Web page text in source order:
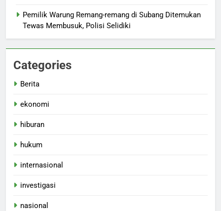
Pemilik Warung Remang-remang di Subang Ditemukan
Tewas Membusuk, Polisi Selidiki
Categories
Berita
ekonomi
hiburan
hukum
internasional
investigasi
nasional